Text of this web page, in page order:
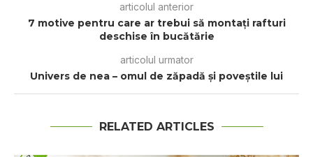
articolul anterior
7 motive pentru care ar trebui să montați rafturi
deschise în bucătărie
articolul urmator
Univers de nea – omul de zăpadă şi poveştile lui
RELATED ARTICLES